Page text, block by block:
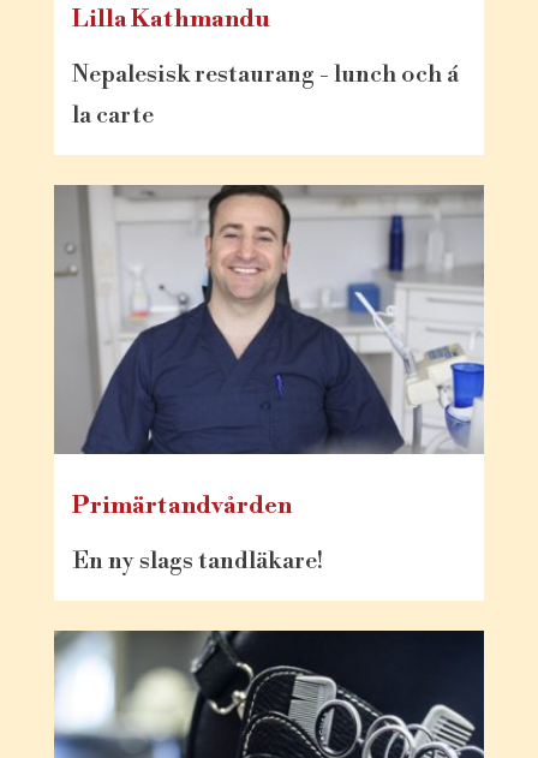
Lilla Kathmandu
Nepalesisk restaurang - lunch och á
la carte
Primärtandvården
En ny slags tandläkare!